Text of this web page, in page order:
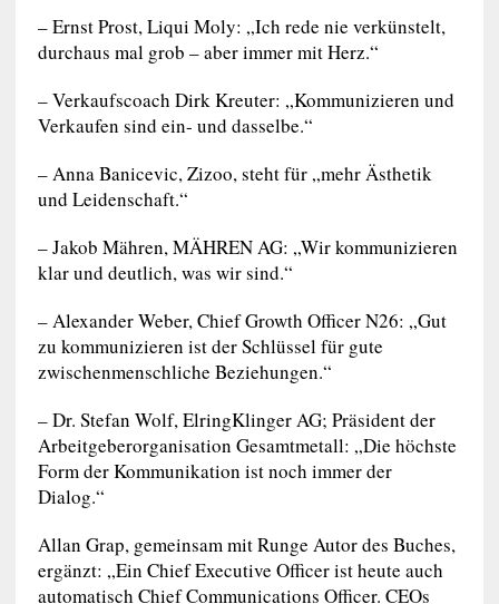
– Ernst Prost, Liqui Moly: „Ich rede nie verkünstelt,
durchaus mal grob – aber immer mit Herz.“
– Verkaufscoach Dirk Kreuter: „Kommunizieren und
Verkaufen sind ein- und dasselbe.“
– Anna Banicevic, Zizoo, steht für „mehr Ästhetik
und Leidenschaft.“
– Jakob Mähren, MÄHREN AG: „Wir kommunizieren
klar und deutlich, was wir sind.“
– Alexander Weber, Chief Growth Officer N26: „Gut
zu kommunizieren ist der Schlüssel für gute
zwischenmenschliche Beziehungen.“
– Dr. Stefan Wolf, ElringKlinger AG; Präsident der
Arbeitgeberorganisation Gesamtmetall: „Die höchste
Form der Kommunikation ist noch immer der
Dialog.“
Allan Grap, gemeinsam mit Runge Autor des Buches,
ergänzt: „Ein Chief Executive Officer ist heute auch
automatisch Chief Communications Officer. CEOs